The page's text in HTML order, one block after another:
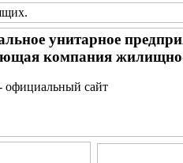
.
унитарное
компания
официальный сайт